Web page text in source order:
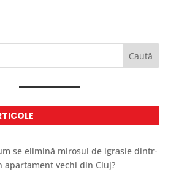
Caută
se elimină mirosul de igrasie dintr-
apartament vechi din Cluj?